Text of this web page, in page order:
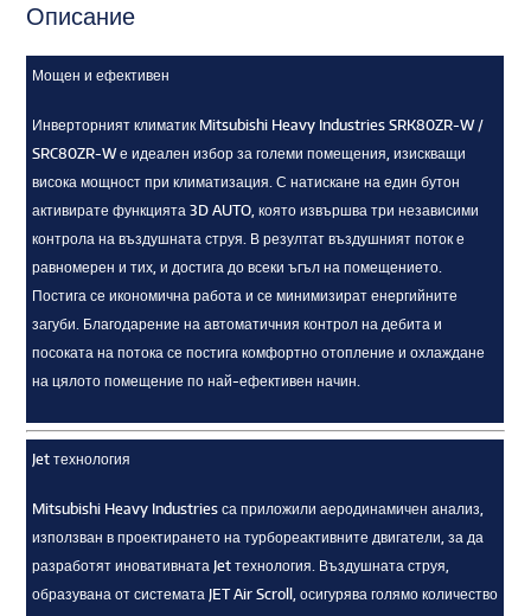
Описание
Мощен и ефективен
Инверторният климатик Mitsubishi Heavy Industries SRK80ZR-W /
SRC80ZR-W е идеален избор за големи помещения, изискващи
висока мощност при климатизация. С натискане на един бутон
активирате функцията 3D AUTO, която извършва три независими
контрола на въздушната струя. В резултат въздушният поток е
равномерен и тих, и достига до всеки ъгъл на помещението.
Постига се икономична работа и се минимизират енергийните
загуби. Благодарение на автоматичния контрол на дебита и
посоката на потока се постига комфортно отопление и охлаждане
на цялото помещение по най-ефективен начин.
Jet технология
Mitsubishi Heavy Industries са приложили аеродинамичен анализ,
използван в проектирането на турбореактивните двигатели, за да
разработят иновативната Jet технология. Въздушната струя,
образувана от системата JET Air Scroll, осигурява голямо количество